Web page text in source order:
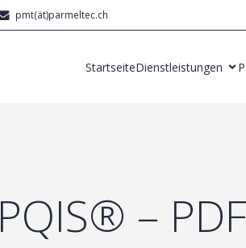
pmt(ät)parmeltec.ch
StartseiteDienstleistungen
PQIS® –